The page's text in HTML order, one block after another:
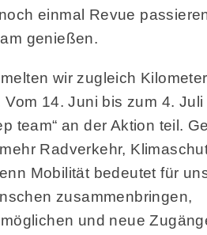
einmal Revue
genießen.
wir zugleich
14. Juni bis zum 4. Juli
team“ an der Aktion teil.
Radverkehr,
Mobilität bedeutet für
zusammenbringen,
und neue